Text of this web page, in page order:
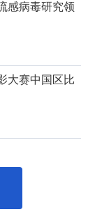
感病毒研究领
大赛中国区比